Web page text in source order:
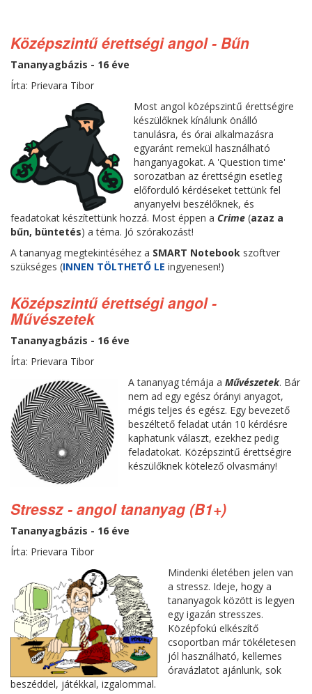
Középszintű érettségi angol - Bűn
Tananyagbázis - 16 éve
Írta: Prievara Tibor
Most angol középszintű érettségire
készülőknek kínálunk önálló
tanulásra, és órai alkalmazásra
egyaránt remekül használható
hanganyagokat. A 'Question time'
sorozatban az érettségin esetleg
előforduló kérdéseket tettünk fel
anyanyelvi beszélőknek, és
feadatokat készítettünk hozzá. Most éppen a Crime (azaz a
bűn, büntetés) a téma. Jó szórakozást!
A tananyag megtekintéséhez a SMART Notebook szoftver
szükséges (INNEN TÖLTHETŐ LE ingyenesen!)
Középszintű érettségi angol -
Művészetek
Tananyagbázis - 16 éve
Írta: Prievara Tibor
A tananyag témája aMűvészetek. Bár
nem ad egy egész órányi anyagot,
mégis teljes és egész. Egy bevezető
beszéltető feladat után 10 kérdésre
kaphatunk választ, ezekhez pedig
feladatokat. Középszintű érettségire
készülőknek kötelező olvasmány!
Stressz - angol tananyag (B1+)
Tananyagbázis - 16 éve
Írta: Prievara Tibor
Mindenki életében jelen van
a stressz. Ideje, hogy a
tananyagok között is legyen
egy igazán stresszes.
Középfokú elkészítő
csoportban már tökéletesen
jól használható, kellemes
óravázlatot ajánlunk, sok
beszéddel, játékkal, izgalommal.